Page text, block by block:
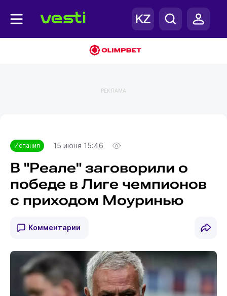
РЕКЛАМА
Испания 15 июня 15:46
В "Реале" заговорили о
победе в Лиге чемпионов
с приходом Моуринью
Комментарии